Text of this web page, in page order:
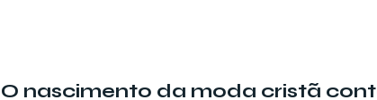
O nascimento da moda cristã